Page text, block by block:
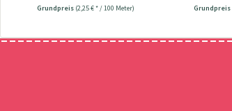
Grundpreis (2,25 € * / 100 Meter) Grundpreis